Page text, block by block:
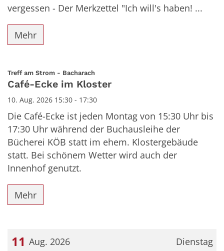
vergessen - Der Merkzettel "Ich will's haben! ...
Mehr
Treff am Strom - Bacharach
Café-Ecke im Kloster
10. Aug. 2026 15:30 - 17:30
Die Café-Ecke ist jeden Montag von 15:30 Uhr bis
17:30 Uhr während der Buchausleihe der
Bücherei KÖB statt im ehem. Klostergebäude
statt. Bei schönem Wetter wird auch der
Innenhof genutzt.
Mehr
Dienstag
11 Aug. 2026